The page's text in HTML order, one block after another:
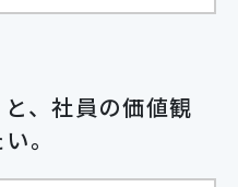
、社員の価値観
。